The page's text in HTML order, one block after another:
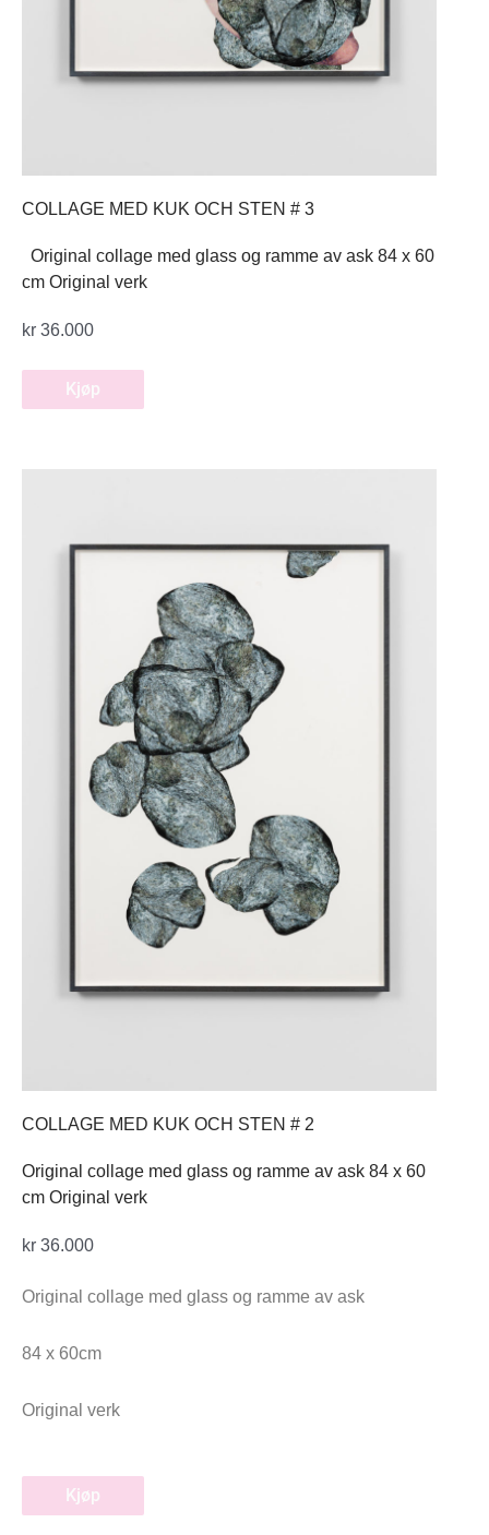
COLLAGE MED KUK OCH STEN # 3
Original collage med glass og ramme av ask 84 x 60
cm Original verk
kr 36.000
Kjøp
COLLAGE MED KUK OCH STEN # 2
Original collage med glass og ramme av ask 84 x 60
cm Original verk
kr 36.000
Original collage med glass og ramme av ask
84 x 60cm
Original verk
Kjøp